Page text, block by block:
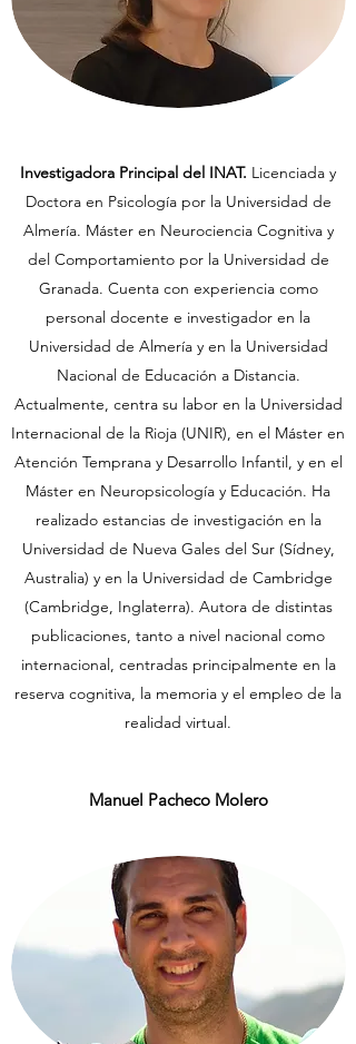
Investigadora Principal del INAT. Licenciada y
Doctora en Psicología por la Universidad de
Almería. Máster en Neurociencia Cognitiva y
del Comportamiento por la Universidad de
Granada. Cuenta con experiencia como
personal docente e investigador en la
Universidad de Almería y en la Universidad
Nacional de Educación a Distancia.
Actualmente, centra su labor en la Universidad
Internacional de la Rioja (UNIR), en el Máster en
Atención Temprana y Desarrollo Infantil, y en el
Máster en Neuropsicología y Educación. Ha
realizado estancias de investigación en la
Universidad de Nueva Gales del Sur (Sídney,
Australia) y en la Universidad de Cambridge
(Cambridge, Inglaterra). Autora de distintas
publicaciones, tanto a nivel nacional como
internacional, centradas principalmente en la
reserva cognitiva, la memoria y el empleo de la
realidad virtual.
Manuel Pacheco Molero